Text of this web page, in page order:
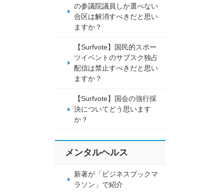
の参議院議員しか選べない
合区は解消すべきだと思い
ますか？
【Surfvote】国民的スポー
ツイベントのサブスク独占
配信は禁止すべきだと思い
ますか？
【Surfvote】国会の強行採
決についてどう思います
か？
メンタルヘルス
新著が「ビジネスブックマ
ラソン」で紹介